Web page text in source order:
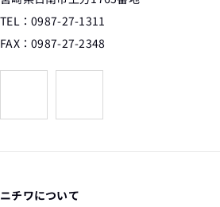
けます様、宜しくお願い申し上げます。
末等に頂いたお問い合わせに関しては、
TEL：0987-27-1311
FAX：0987-27-2348
ニチワについて